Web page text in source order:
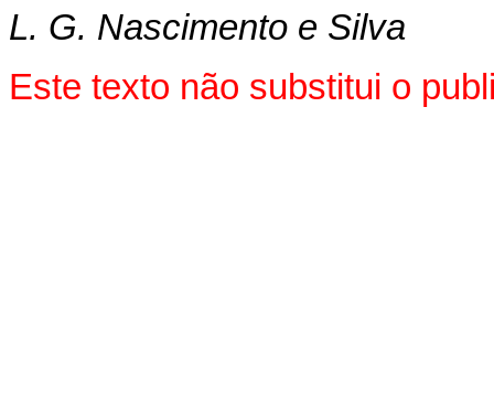
L. G. Nascimento e Silva
Este texto não substitui o